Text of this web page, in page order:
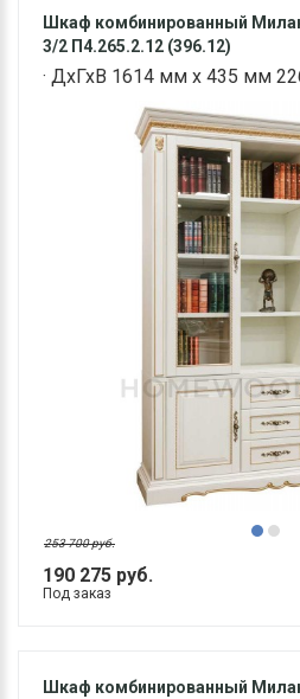
Шкаф комбинированный
3/2 П4.265.2.12 (396.12)
· ДхГхВ 1614 мм х 435 мм
190 275 руб.
253 700 руб.
Под заказ
Шкаф комбинированный